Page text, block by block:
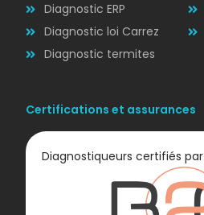
Diagnostic ERP
Diagnostic loi Carrez
Diagnostic termites
Certifications et assurances
Diagnostiqueurs certifiés par